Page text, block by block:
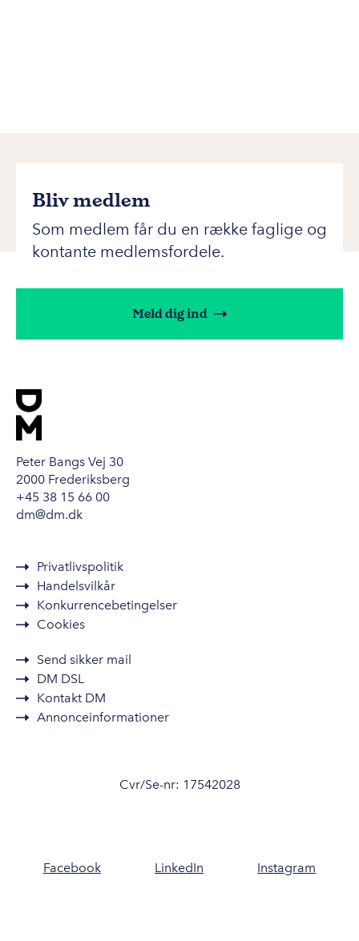
Bliv medlem
Som medlem får du en række faglige og
kontante medlemsfordele.
Meld dig ind
Peter Bangs Vej 30
2000 Frederiksberg
+45 38 15 66 00
dm@dm.dk
Privatlivspolitik
Handelsvilkår
Konkurrencebetingelser
Cookies
Send sikker mail
DM DSL
Kontakt DM
Annonceinformationer
Cvr/Se-nr: 17542028
Facebook LinkedIn Instagram